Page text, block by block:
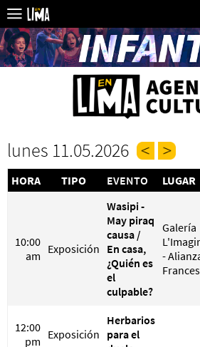
lunes 11.05.2026
HORA TIPO EVENTO LUGAR
10:00
am Exposición
Wasipi -
May piraq
causa /
En casa,
¿Quién es
el
culpable?
Galería
-
12:00
pm Exposición
Herbarios
para el